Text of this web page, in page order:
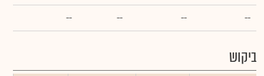
--
--
--
--
ביקוש